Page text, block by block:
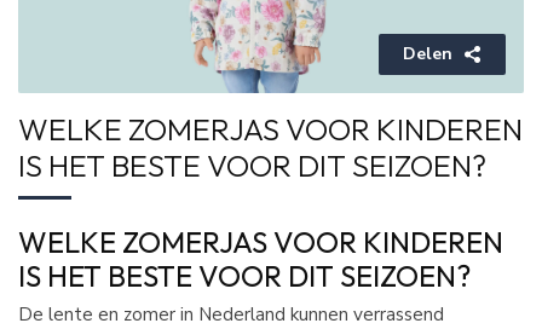
Delen
WELKE ZOMERJAS VOOR KINDEREN
IS HET BESTE VOOR DIT SEIZOEN?
WELKE ZOMERJAS VOOR KINDEREN
IS HET BESTE VOOR DIT SEIZOEN?
De lente en zomer in Nederland kunnen verrassend